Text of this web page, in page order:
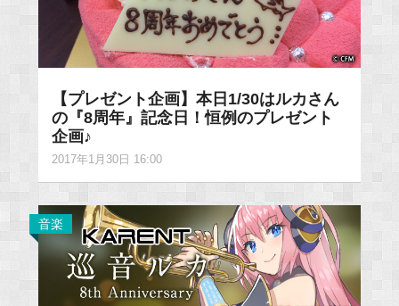
【プレゼント企画】本日1/30はルカさん
の『8周年』記念日！恒例のプレゼント
企画♪
2017年1月30日 16:00
音楽